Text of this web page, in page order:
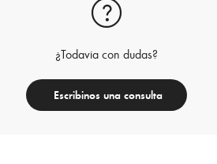
¿Todavia con dudas?
Escribinos una consulta